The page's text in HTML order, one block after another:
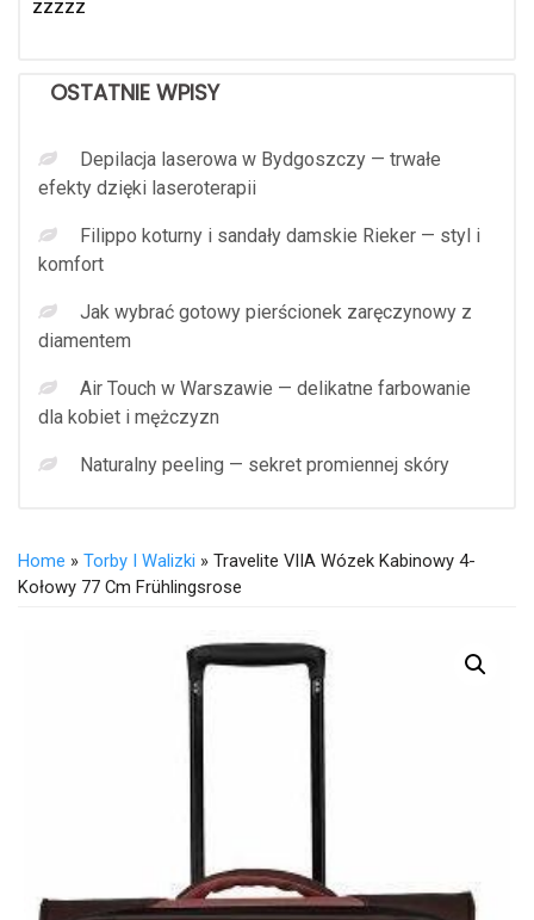
zzzzz
OSTATNIE WPISY
Depilacja laserowa w Bydgoszczy — trwałe
efekty dzięki laseroterapii
Filippo koturny i sandały damskie Rieker — styl i
komfort
Jak wybrać gotowy pierścionek zaręczynowy z
diamentem
Air Touch w Warszawie — delikatne farbowanie
dla kobiet i mężczyzn
Naturalny peeling — sekret promiennej skóry
Home » Torby I Walizki » Travelite VIIA Wózek Kabinowy 4-
Kołowy 77 Cm Frühlingsrose